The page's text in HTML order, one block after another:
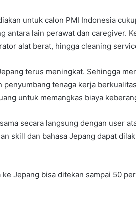
untuk calon PMI Indonesia
antara lain perawat dan caregiver.
alat berat, hingga cleaning
terus meningkat. Sehingga
penyumbang tenaga kerja
untuk memangkas biaya
secara langsung dengan user
skill dan bahasa Jepang dapat
Jepang bisa ditekan sampai 50